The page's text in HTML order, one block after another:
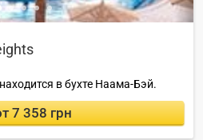
в бухте Наама-Бэй.
7 358 грн